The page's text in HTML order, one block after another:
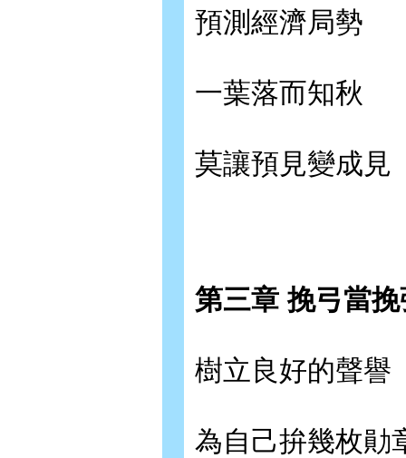
預測經濟局勢
一葉落而知秋
莫讓預見變成見
第三章 挽弓當
樹立良好的聲譽
為自己拚幾枚勛